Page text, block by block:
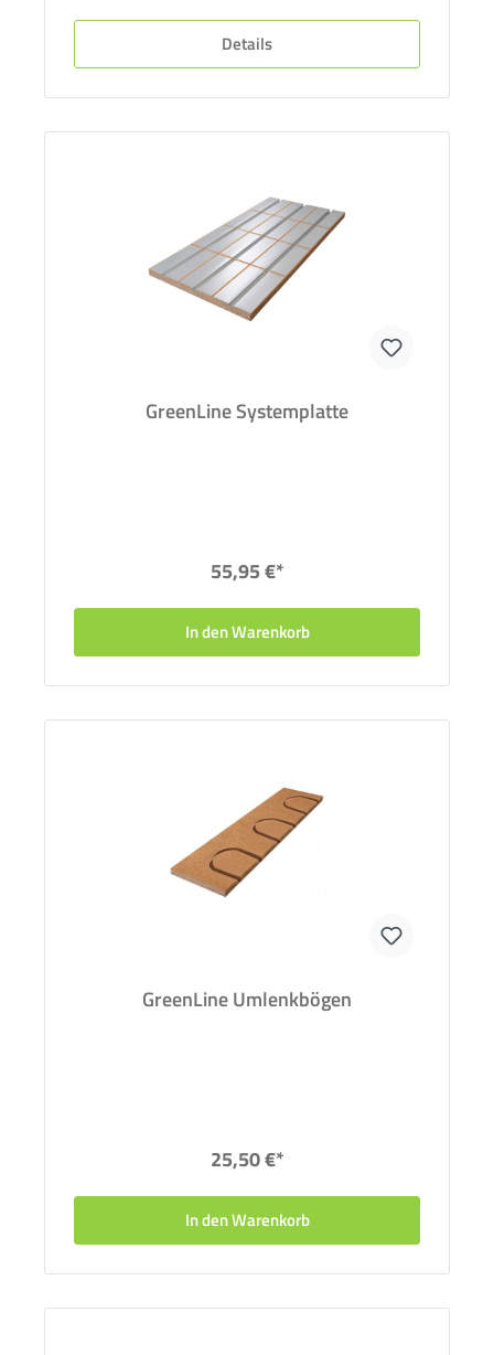
Details
GreenLine Systemplatte
55,95 €*
In den Warenkorb
GreenLine Umlenkbögen
25,50 €*
In den Warenkorb